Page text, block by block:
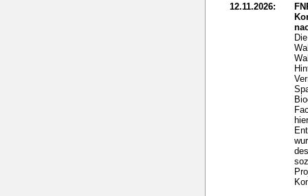
12.11.2026: